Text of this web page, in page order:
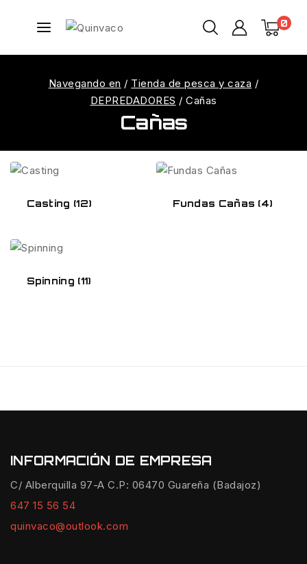
0
Navegando en / Tienda de pesca y caza /
DEPREDADORES / Cañas
Cañas
Casting (12) Fundas Cañas (4)
Spinning (11)
INFORMACIÓN DE EMPRESA
C/ Alberquilla 97-A C.P: 06470 Guareña (Badajoz)
647 15 56 54
quinvaco@outlook.com